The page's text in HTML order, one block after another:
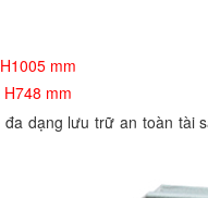
mm
mm
dạng lưu trữ an toàn tài